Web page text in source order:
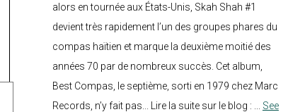
alors en tournée aux États-Unis, Skah Shah #1
devient très rapidement l’un des groupes phares du
compas haïtien et marque la deuxième moitié des
années 70 par de nombreux succès. Cet album,
Best Compas, le septième, sorti en 1979 chez Marc
Records, n’y fait pas... Lire la suite sur le blog :
See